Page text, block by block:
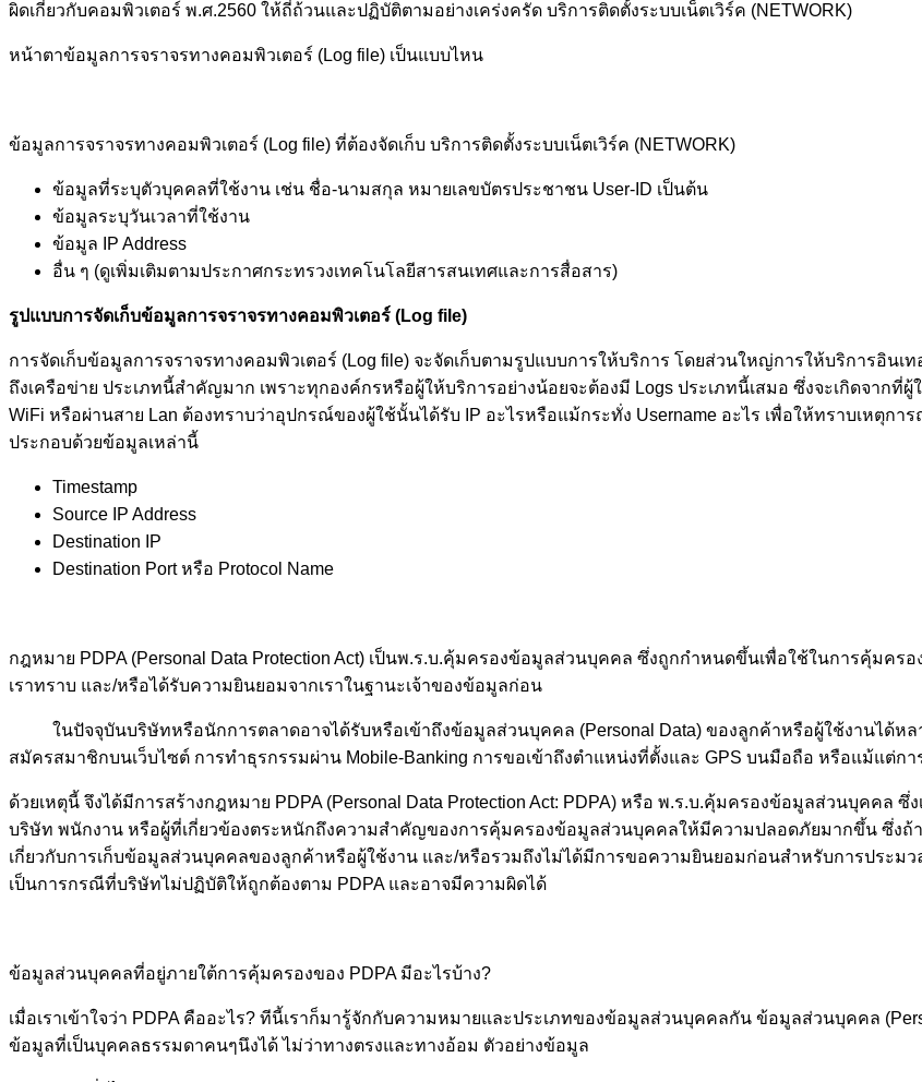
ผิดเกี่ยวกับคอมพิวเตอร์ พ.ศ.2560 ให้ถี่ถ้วนและปฏิบัติตามอย่างเคร่งครัด บริการติดตั้งระบบเน็ตเวิร์ค (NETWORK)
หน้าตาข้อมูลการจราจรทางคอมพิวเตอร์ (Log file) เป็นแบบไหน
ข้อมูลการจราจรทางคอมพิวเตอร์ (Log file) ที่ต้องจัดเก็บ บริการติดตั้งระบบเน็ตเวิร์ค (NETWORK)
ข้อมูลที่ระบุตัวบุคคลที่ใช้งาน เช่น ชื่อ-นามสกุล หมายเลขบัตรประชาชน User-ID เป็นต้น
ข้อมูลระบุวันเวลาที่ใช้งาน
ข้อมูล IP Address
อื่น ๆ (ดูเพิ่มเติมตามประกาศกระทรวงเทคโนโลยีสารสนเทศและการสื่อสาร)
รูปแบบการจัดเก็บข้อมูลการจราจรทางคอมพิวเตอร์ (Log file)
การจัดเก็บข้อมูลการจราจรทางคอมพิวเตอร์ (Log file) จะจัดเก็บตามรูปแบบการให้บริการ โดยส่วนใหญ่การให้บริการอินเ
ถึงเครือข่าย ประเภทนี้สำคัญมาก เพราะทุกองค์กรหรือผู้ให้บริการอย่างน้อยจะต้องมี Logs ประเภทนี้เสมอ ซึ่งจะเกิดจากที่
WiFi หรือผ่านสาย Lan ต้องทราบว่าอุปกรณ์ของผู้ใช้นั้นได้รับ IP อะไรหรือแม้กระทั่ง Username อะไร เพื่อให้ทราบเหตุกา
ประกอบด้วยข้อมูลเหล่านี้
Timestamp
Source IP Address
Destination IP
Destination Port หรือ Protocol Name
กฎหมาย PDPA (Personal Data Protection Act) เป็นพ.ร.บ.คุ้มครองข้อมูลส่วนบุคคล ซึ่งถูกกำหนดขึ้นเพื่อใช้ในการคุ้มค
เราทราบ และ/หรือได้รับความยินยอมจากเราในฐานะเจ้าของข้อมูลก่อน
ในปัจจุบันบริษัทหรือนักการตลาดอาจได้รับหรือเข้าถึงข้อมูลส่วนบุคคล (Personal Data) ของลูกค้าหรือผู้ใช้งานได้หล
สมัครสมาชิกบนเว็บไซต์ การทำธุรกรรมผ่าน Mobile-Banking การขอเข้าถึงตำแหน่งที่ตั้งและ GPS บนมือถือ หรือแม้แต่กา
ด้วยเหตุนี้ จึงได้มีการสร้างกฎหมาย PDPA (Personal Data Protection Act: PDPA) หรือ พ.ร.บ.คุ้มครองข้อมูลส่วนบุคค
บริษัท พนักงาน หรือผู้ที่เกี่ยวข้องตระหนักถึงความสำคัญของการคุ้มครองข้อมูลส่วนบุคคลให้มีความปลอดภัยมากขึ้น ซึ่งถ้
เกี่ยวกับการเก็บข้อมูลส่วนบุคคลของลูกค้าหรือผู้ใช้งาน และ/หรือรวมถึงไม่ได้มีการขอความยินยอมก่อนสำหรับการประ
เป็นการกรณีที่บริษัทไม่ปฏิบัติให้ถูกต้องตาม PDPA และอาจมีความผิดได้
ข้อมูลส่วนบุคคลที่อยู่ภายใต้การคุ้มครองของ PDPA มีอะไรบ้าง?
เมื่อเราเข้าใจว่า PDPA คืออะไร? ทีนี้เราก็มารู้จักกับความหมายและประเภทของข้อมูลส่วนบุคคลกัน ข้อมูลส่วนบุคคล
ข้อมูลที่เป็นบุคคลธรรมดาคนๆนึงได้ ไม่ว่าทางตรงและทางอ้อม ตัวอย่างข้อมูล